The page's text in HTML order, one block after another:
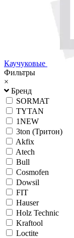
Каучуковые
Фильтры
×
Бренд
SORMAT
TYTAN
1NEW
3ton (Тритон)
Akfix
Atech
Bull
Cosmofen
Dowsil
FIT
Hauser
Holz Technic
Kraftool
Loctite